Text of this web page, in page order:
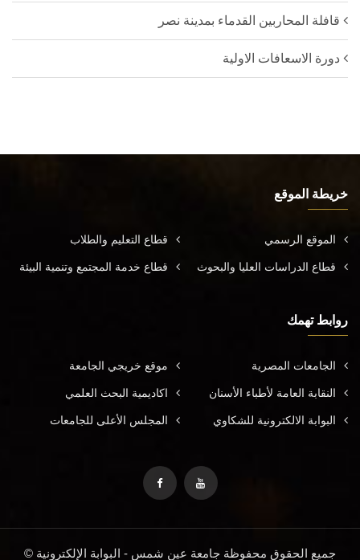
قافلة المحاربين القدماء بمدينة نصر
دورة الاسعافات الاولية
خريطة الموقع
الموقع الرسمي قطاع التعليم والطلاب
قطاع الدراسات العليا والبحوث قطاع خدمة المجتمع وتنمية البيئة
روابط تهمك
الجامعات المصرية موقع خريجي الجامعة
النقابة العامة لأطباء الأسنان اكاديمية البحث العلمي
البوابة الالكترونية للشكاوي المجلس الأعلى للجامعات
جميع الحقوق محفوظة جامعة عين شمس - البوابة الإلكترونية ©